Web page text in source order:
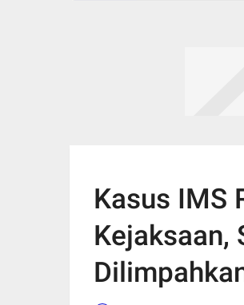
Kasus IMS
Kejaksaan,